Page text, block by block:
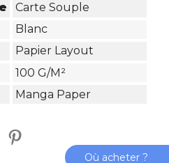
Carte Souple
Blanc
Papier Layout
100 G/m²
Manga Paper
Où acheter ?